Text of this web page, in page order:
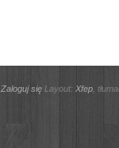
Zaloguj sięLayout: Xfep,